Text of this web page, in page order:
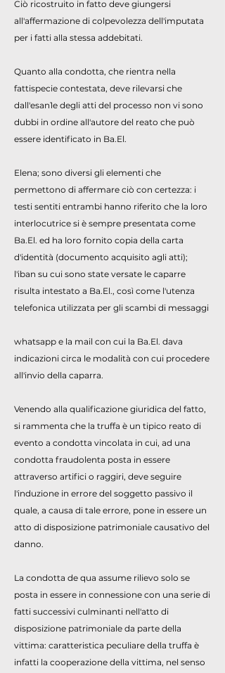
Ciò ricostruito in fatto deve giungersi
all'affermazione di colpevolezza dell'imputata
per i fatti alla stessa addebitati.
Quanto alla condotta, che rientra nella
fattispecie contestata, deve rilevarsi che
dall'esan1e degli atti del processo non vi sono
dubbi in ordine all'autore del reato che può
essere identificato in Ba.El.
Elena; sono diversi gli elementi che
permettono di affermare ciò con certezza: i
testi sentiti entrambi hanno riferito che la loro
interlocutrice si è sempre presentata come
Ba.El. ed ha loro fornito copia della carta
d'identità (documento acquisito agli atti);
l'iban su cui sono state versate le caparre
risulta intestato a Ba.El., così come l'utenza
telefonica utilizzata per gli scambi di messaggi
whatsapp e la mail con cui la Ba.El. dava
indicazioni circa le modalità con cui procedere
all'invio della caparra.
Venendo alla qualificazione giuridica del fatto,
si rammenta che la truffa è un tipico reato di
evento a condotta vincolata in cui, ad una
condotta fraudolenta posta in essere
attraverso artifici o raggiri, deve seguire
l'induzione in errore del soggetto passivo il
quale, a causa di tale errore, pone in essere un
atto di disposizione patrimoniale causativo del
danno.
La condotta de qua assume rilievo solo se
posta in essere in connessione con una serie di
fatti successivi culminanti nell'atto di
disposizione patrimoniale da parte della
vittima: caratteristica peculiare della truffa è
infatti la cooperazione della vittima, nel senso